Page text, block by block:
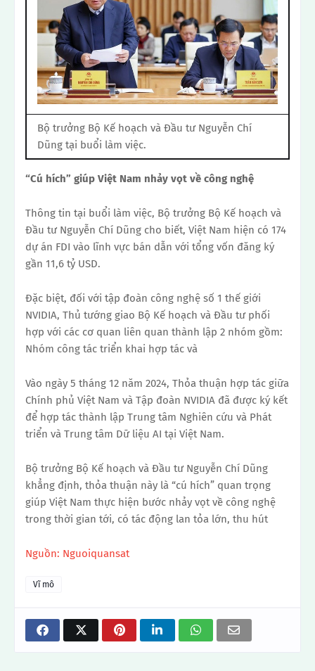
Bộ trưởng Bộ Kế hoạch và Đầu tư Nguyễn Chí
Dũng tại buổi làm việc.
“Cú hích” giúp Việt Nam nhảy vọt về công nghệ
Thông tin tại buổi làm việc, Bộ trưởng Bộ Kế hoạch và
Đầu tư Nguyễn Chí Dũng cho biết, Việt Nam hiện có 174
dự án FDI vào lĩnh vực bán dẫn với tổng vốn đăng ký
gần 11,6 tỷ USD.
Đặc biệt, đối với tập đoàn công nghệ số 1 thế giới
NVIDIA, Thủ tướng giao Bộ Kế hoạch và Đầu tư phối
hợp với các cơ quan liên quan thành lập 2 nhóm gồm:
Nhóm công tác triển khai hợp tác và
Vào ngày 5 tháng 12 năm 2024, Thỏa thuận hợp tác giữa
Chính phủ Việt Nam và Tập đoàn NVIDIA đã được ký kết
để hợp tác thành lập Trung tâm Nghiên cứu và Phát
triển và Trung tâm Dữ liệu AI tại Việt Nam.
Bộ trưởng Bộ Kế hoạch và Đầu tư Nguyễn Chí Dũng
khẳng định, thỏa thuận này là “cú hích” quan trọng
giúp Việt Nam thực hiện bước nhảy vọt về công nghệ
trong thời gian tới, có tác động lan tỏa lớn, thu hút
Nguồn: Nguoiquansat
Vĩ mô